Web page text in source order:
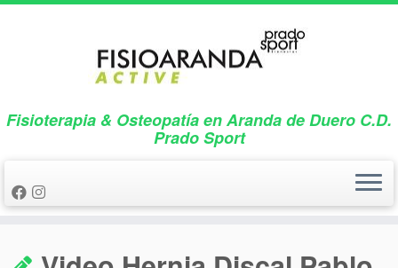
Saltar
Fisioterapia & Osteopatía en Aranda de Duero C.D.
Prado Sport